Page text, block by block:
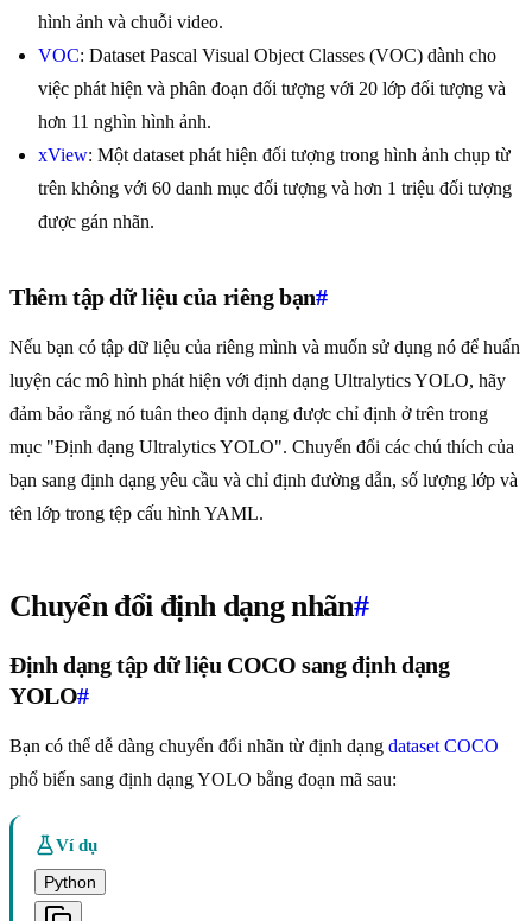
hình ảnh và chuỗi video.
VOC: Dataset Pascal Visual Object Classes (VOC) dành cho
việc phát hiện và phân đoạn đối tượng với 20 lớp đối tượng và
hơn 11 nghìn hình ảnh.
xView: Một dataset phát hiện đối tượng trong hình ảnh chụp từ
trên không với 60 danh mục đối tượng và hơn 1 triệu đối tượng
được gán nhãn.
Thêm tập dữ liệu của riêng bạn#
Nếu bạn có tập dữ liệu của riêng mình và muốn sử dụng nó để huấn
luyện các mô hình phát hiện với định dạng Ultralytics YOLO, hãy
đảm bảo rằng nó tuân theo định dạng được chỉ định ở trên trong
mục "Định dạng Ultralytics YOLO". Chuyển đổi các chú thích của
bạn sang định dạng yêu cầu và chỉ định đường dẫn, số lượng lớp và
tên lớp trong tệp cấu hình YAML.
Chuyển đổi định dạng nhãn#
Định dạng tập dữ liệu COCO sang định dạng
YOLO#
Bạn có thể dễ dàng chuyển đổi nhãn từ định dạng dataset COCO
phổ biến sang định dạng YOLO bằng đoạn mã sau:
Ví dụ
Python